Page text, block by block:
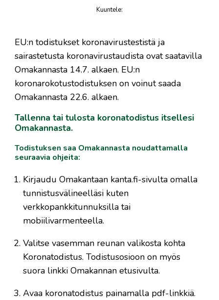
Kuuntele:
EU:n todistukset koronavirustestistä ja
sairastetusta koronavirustaudista ovat saatavilla
Omakannasta 14.7. alkaen. EU:n
koronarokotustodistuksen on voinut saada
Omakannasta 22.6. alkaen.
Tallenna tai tulosta koronatodistus itsellesi
Omakannasta.
Todistuksen saa Omakannasta noudattamalla
seuraavia ohjeita:
Kirjaudu Omakantaan kanta.fi-sivulta omalla
tunnistusvälineelläsi kuten
verkkopankkitunnuksilla tai
mobiilivarmenteella.
Valitse vasemman reunan valikosta kohta
Koronatodistus. Todistusosioon on myös
suora linkki Omakannan etusivulta.
Avaa koronatodistus painamalla pdf-linkkiä.